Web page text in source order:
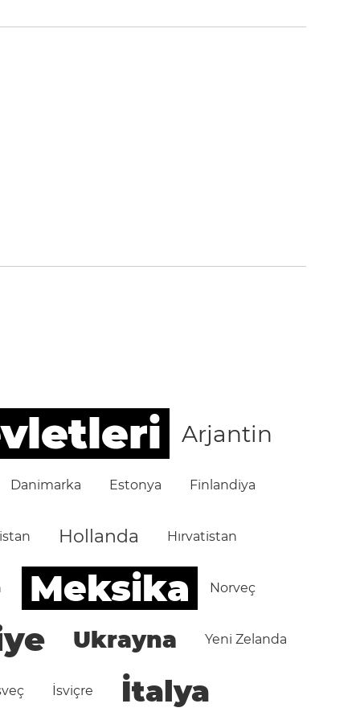
Arjantin
Danimarka Estonya Finlandiya
Hollanda Hırvatistan
Meksika Norveç
Ukrayna Yeni Zelanda
İsviçre İtalya